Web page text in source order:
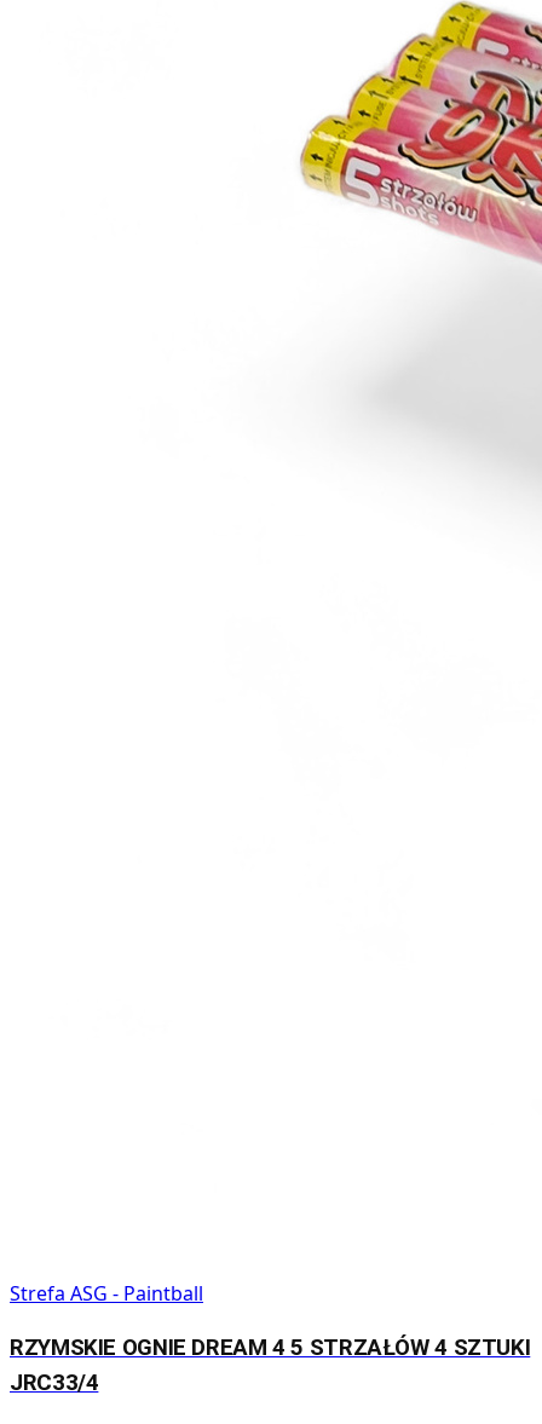
Strefa ASG - Paintball
RZYMSKIE OGNIE DREAM 4 5 STRZAŁÓW 4 SZTUKI
JRC33/4